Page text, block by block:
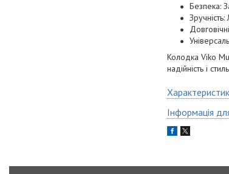
Безпека:
Колодка Viko
надійність і
Інформація